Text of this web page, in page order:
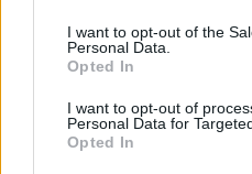
I want to opt-out of the
Personal Data.
Opted In
I want to opt-out of
Personal Data for
Opted In